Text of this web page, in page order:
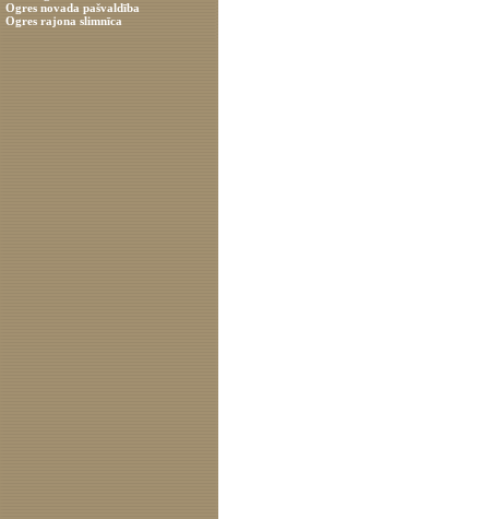
Ogres novada pašvaldība
Ogres rajona slimnīca